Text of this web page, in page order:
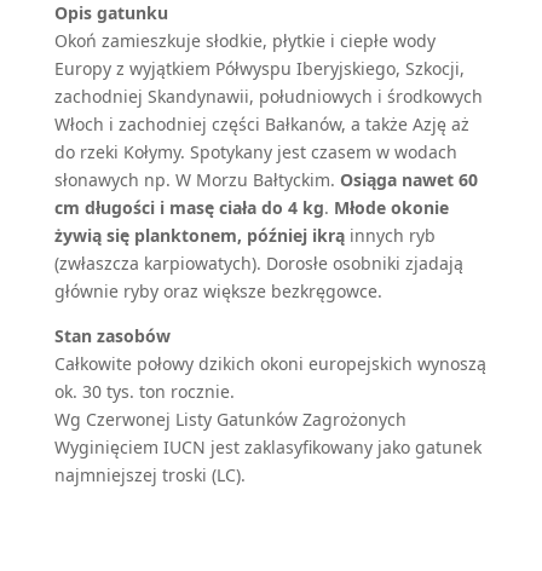
Opis gatunku
Okoń zamieszkuje słodkie, płytkie i ciepłe wody
Europy z wyjątkiem Półwyspu Iberyjskiego, Szkocji,
zachodniej Skandynawii, południowych i środkowych
Włoch i zachodniej części Bałkanów, a także Azję aż
do rzeki Kołymy. Spotykany jest czasem w wodach
słonawych np. W Morzu Bałtyckim. Osiąga nawet 60
cm długości i masę ciała do 4 kg. Młode okonie
żywią się planktonem, później ikrąinnych ryb
(zwłaszcza karpiowatych). Dorosłe osobniki zjadają
głównie ryby oraz większe bezkręgowce.
Stan zasobów
Całkowite połowy dzikich okoni europejskich wynoszą
ok. 30 tys. ton rocznie.
Wg Czerwonej Listy Gatunków Zagrożonych
Wyginięciem IUCN jest zaklasyfikowany jako gatunek
najmniejszej troski (LC).